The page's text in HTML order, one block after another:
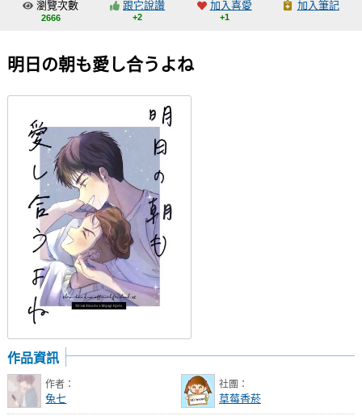
如何委託販售
客服中心
台灣同人誌中心
社團管理中心
登入BOOKY委託管理
瀏覽次數
2666
跟它說讚
+2
加入喜愛
+1
加入筆記
明日の朝も愛し合うよね
作品資訊
作者：
兔七
社團：
草莓香菸